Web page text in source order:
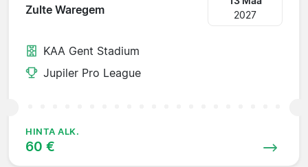
Zulte Waregem
2027
KAA Gent Stadium
Jupiler Pro League
HINTA ALK.
60 €